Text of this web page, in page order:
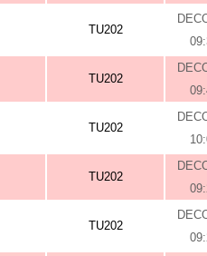
TU202
TU202
TU202
TU202
TU202